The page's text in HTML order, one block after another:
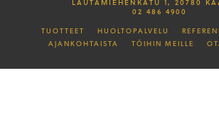
LAUTAMIEHENKATU 1, 20780
02 486 4900
TUOTTEET HUOLTOPALVELU
AJANKOHTAISTA
TÖIHIN MEILLE